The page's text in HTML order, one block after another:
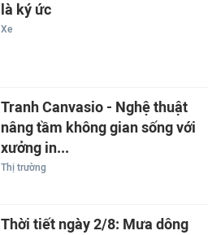
là ký ức
Xe
Tranh Canvasio - Nghệ thuật
nâng tầm không gian sống với
xưởng in...
Thị trường
Thời tiết ngày 2/8: Mưa dông